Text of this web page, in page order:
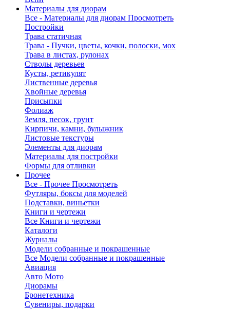
Материалы для диорам
Все - Материалы для диорам Просмотреть
Постройки
Трава статичная
Трава - Пучки, цветы, кочки, полоски, мох
Трава в листах, рулонах
Стволы деревьев
Кусты, ретикулят
Лиственные деревья
Хвойные деревья
Присыпки
Фолиаж
Земля, песок, грунт
Кирпичи, камни, булыжник
Листовые текстуры
Элементы для диорам
Материалы для постройки
Формы для отливки
Прочее
Все - Прочее Просмотреть
Футляры, боксы для моделей
Подставки, виньетки
Книги и чертежи
Все Книги и чертежи
Каталоги
Журналы
Модели собранные и покрашенные
Все Модели собранные и покрашенные
Авиация
Авто Мото
Диорамы
Бронетехника
Сувениры, подарки